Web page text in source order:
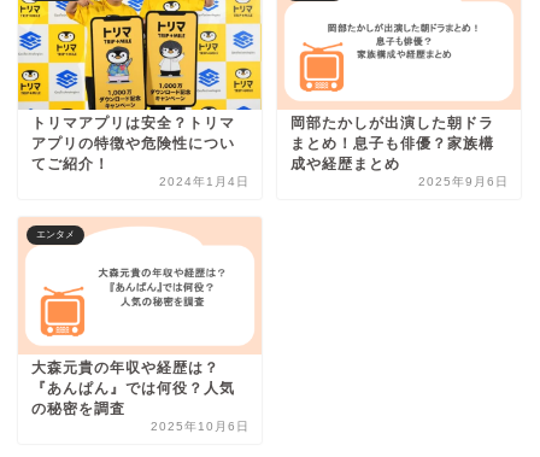
トリマアプリは安全？トリマ
アプリの特徴や危険性につい
てご紹介！
2024年1月4日
岡部たかしが出演した朝ドラ
まとめ！息子も俳優？家族構
成や経歴まとめ
2025年9月6日
エンタメ
大森元貴の年収や経歴は？
『あんぱん』では何役？人気
の秘密を調査
2025年10月6日